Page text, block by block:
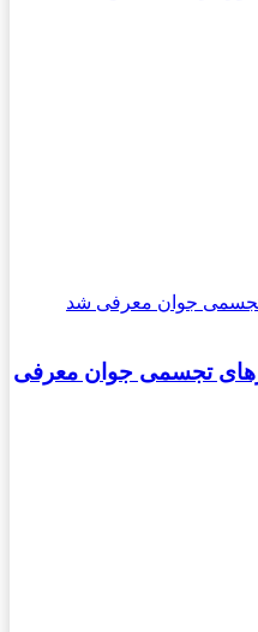
جوان معرفی شد
تجسمی جوان معرفی